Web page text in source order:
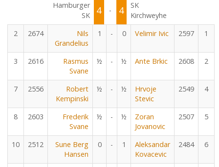
Hamburger
SK
4 - 4
SK
Kirchweyhe
2
2674
Nils
Grandelius
1 - 0 Velimir Ivic 2597 1
3 2616
Rasmus
Svane
½ - ½ Ante Brkic 2608 2
7 2556
Robert
Kempinski
½ - ½
Hrvoje
Stevic
2549 4
8 2603
Frederik
Svane
½ - ½
Zoran
Jovanovic
2507 5
10 2512
Sune Berg
Hansen
0 - 1
Aleksandar
Kovacevic
2484 6